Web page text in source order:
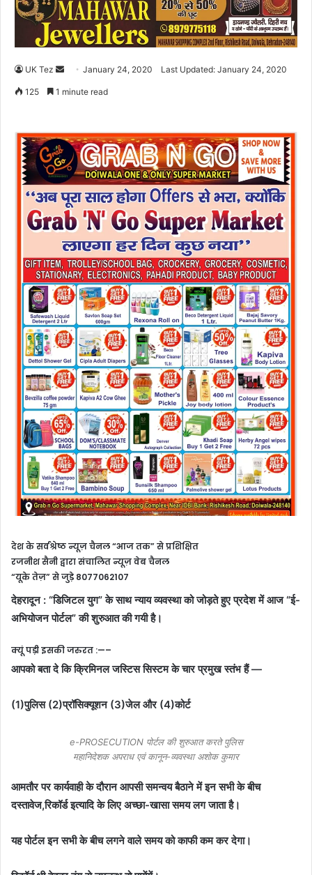
UK Tez
a
e
m
a
i
January 24, 2020 Last Updated: January 24, 2020
125 1 minute read
देश के सर्वश्रेष्ठ न्यूज़ चैनल “आज तक” से प्रशिक्षित
रजनीश सैनी द्वारा संचालित न्यूज़ वेब चैनल
“यूके तेज़” से जुड़े 8077062107
देहरादून : “डिजिटल युग” के साथ न्याय व्यवस्था को जोड़ते हुए प्रदेश में आज “ई-
अभियोजन पोर्टल” की शुरुआत की गयी है।
क्यूं पड़ी इसकी जरुरत :—–
आपको बता दे कि क्रिमिनल जस्टिस सिस्टम के चार प्रमुख स्तंभ हैं —
(1)पुलिस (2)प्रॉसिक्यूशन (3)जेल और (4)कोर्ट
e-PROSECUTION पोर्टल की शुरुआत करते पुलिस
महानिदेशक अपराध एवं कानून-व्यवस्था अशोक कुमार
आमतौर पर कार्यवाही के दौरान आपसी समन्वय बैठाने में इन सभी के बीच
दस्तावेज,रिकॉर्ड इत्यादि के लिए अच्छा-खासा समय लग जाता है।
यह पोर्टल इन सभी के बीच लगने वाले समय को काफी कम कर देगा।